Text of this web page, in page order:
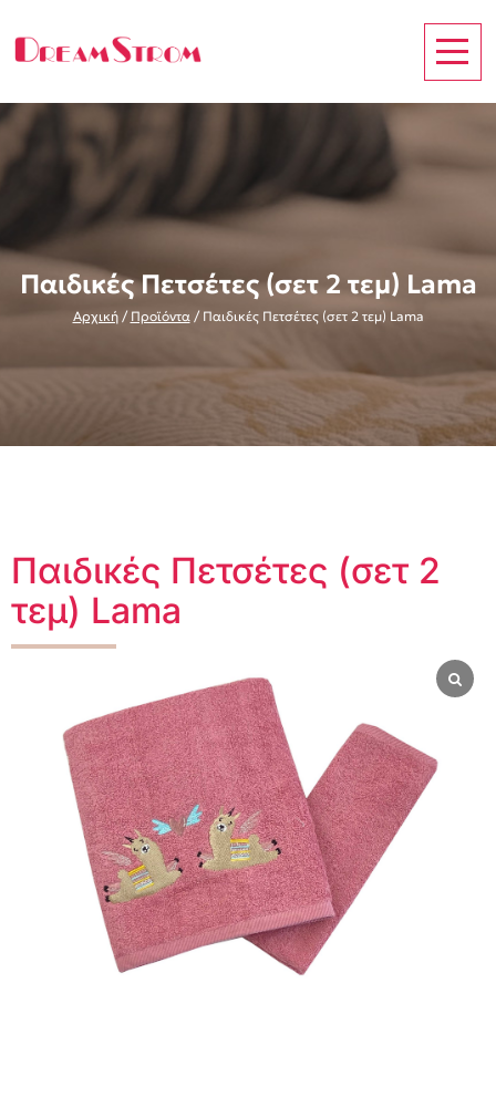
Παιδικές Πετσέτες (σετ 2 τεμ) Lama
Αρχική/ Προϊόντα/ Παιδικές Πετσέτες (σετ 2 τεμ) Lama
Παιδικές Πετσέτες (σετ 2
τεμ) Lama